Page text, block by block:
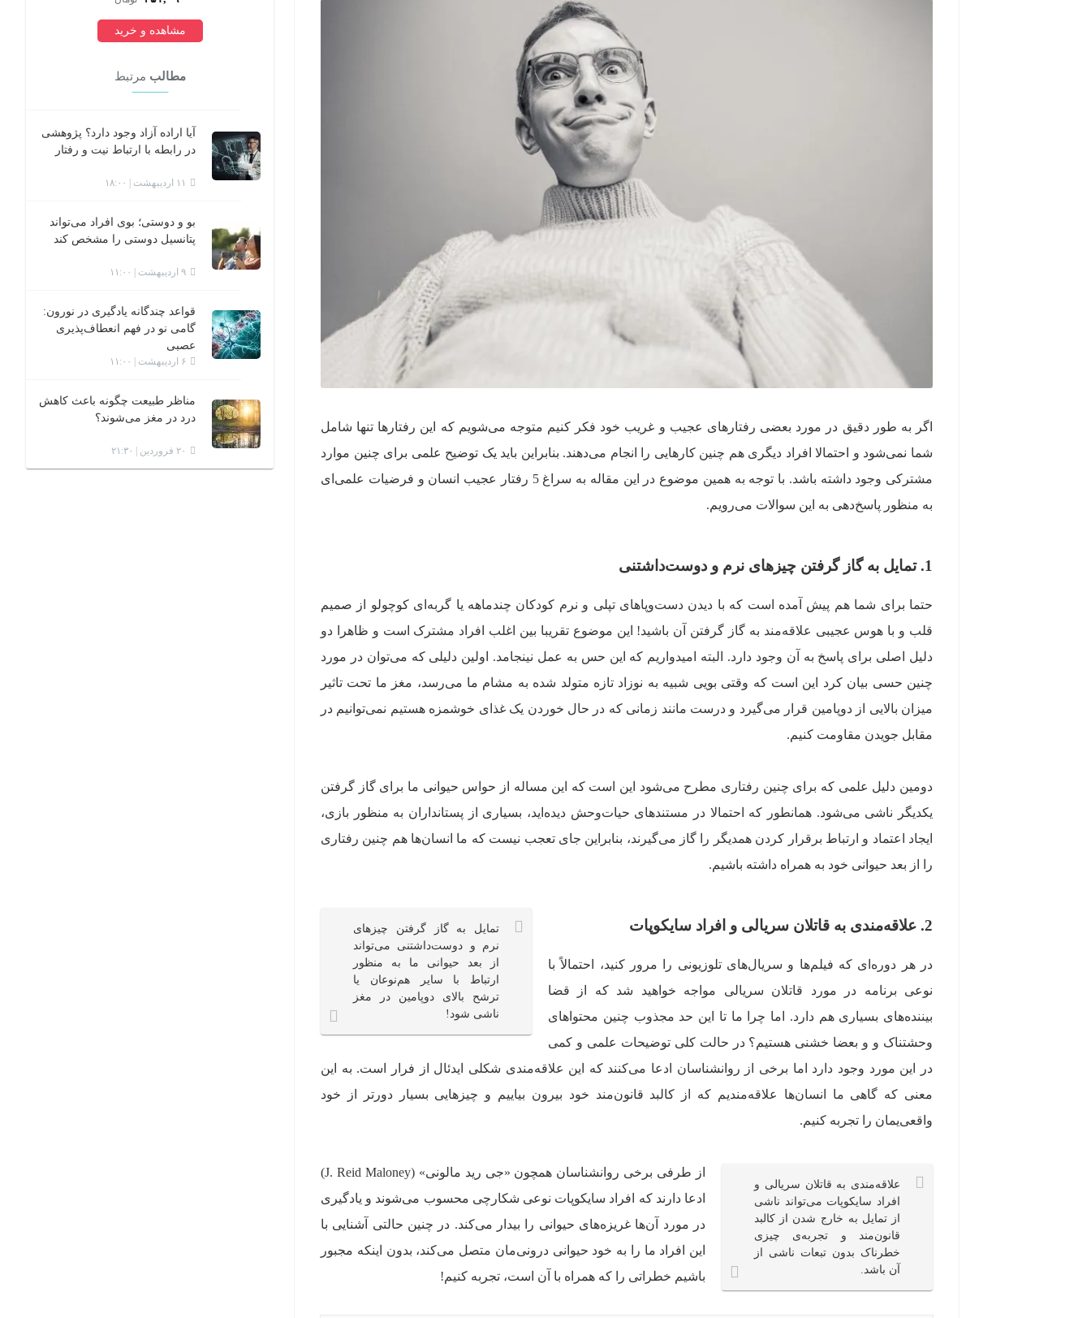
اگر به طور دقیق در مورد بعضی رفتارهای عجیب و غریب خود فکر کنیم متوجه می‌شویم که این رفتارها تنها شامل
شما نمی‌شود و احتمالا افراد دیگری هم چنین کارهایی را انجام می‌دهند. بنابراین باید یک توضیح علمی برای چنین موارد
مشترکی وجود داشته باشد. با توجه به همین موضوع در این مقاله به سراغ 5 رفتار عجیب انسان و فرضیات علمی‌ای
به منظور پاسخ‌دهی به این سوالات می‌رویم.
1. تمایل به گاز گرفتن چیزهای نرم و دوست‌داشتنی
حتما برای شما هم پیش آمده است که با دیدن دست‌وپاهای تپلی و نرم کودکان چندماهه یا گربه‌ای کوچولو از صمیم
قلب و با هوس عجیبی علاقه‌مند به گاز گرفتن آن باشید! این موضوع تقریبا بین اغلب افراد مشترک است و ظاهرا دو
دلیل اصلی برای پاسخ به آن وجود دارد. البته امیدواریم که این حس به عمل نینجامد. اولین دلیلی که می‌توان در مورد
چنین حسی بیان کرد این است که وقتی بویی شبیه به نوزاد تازه متولد شده به مشام ما می‌رسد، مغز ما تحت تاثیر
میزان بالایی از دوپامین قرار می‌گیرد و درست مانند زمانی که در حال خوردن یک غذای خوشمزه هستیم نمی‌توانیم در
مقابل جویدن مقاومت کنیم.
دومین دلیل علمی که برای چنین رفتاری مطرح می‌شود این است که این مساله از حواس حیوانی ما برای گاز گرفتن
یکدیگر ناشی می‌شود. همانطور که احتمالا در مستندهای حیات‌وحش دیده‌اید، بسیاری از پستانداران به منظور بازی،
ایجاد اعتماد و ارتباط برقرار کردن همدیگر را گاز می‌گیرند، بنابراین جای تعجب نیست که ما انسان‌ها هم چنین رفتاری
را از بعد حیوانی خود به همراه داشته باشیم.
تمایل به گاز گرفتن چیزهای
نرم و دوست‌داشتنی می‌تواند
از بعد حیوانی ما به منظور
ارتباط با سایر هم‌نوعان یا
ترشح بالای دوپامین در مغز
ناشی شود!
2. علاقه‌مندی به قاتلان سریالی و افراد سایکوپات
در هر دوره‌ای که فیلم‌ها و سریال‌های تلوزیونی را مرور کنید، احتمالاً با
نوعی برنامه در مورد قاتلان سریالی مواجه خواهید شد که از قضا
بیننده‌های بسیاری هم دارد. اما چرا ما تا این حد مجذوب چنین محتواهای
وحشتناک و و بعضا خشنی هستیم؟ در حالت کلی توضیحات علمی و کمی
در این مورد وجود دارد اما برخی از روانشناسان ادعا می‌کنند که این علاقه‌مندی شکلی ایدئال از فرار است. به این
معنی که گاهی ما انسان‌ها علاقه‌مندیم که از کالبد قانون‌مند خود بیرون بیاییم و چیزهایی بسیار دورتر از خود
واقعی‌یمان را تجربه کنیم.
علاقه‌مندی به قاتلان سریالی و
افراد سایکوپات می‌تواند ناشی
از تمایل به خارج شدن از کالبد
قانون‌مند و تجربه‌‌ی چیزی
خطرناک بدون تبعات ناشی از
آن باشد.
از طرفی برخی روانشناسان همچون «جی رید مالونی» (J. Reid Maloney)
ادعا دارند که افراد سایکوپات‌ نوعی شکارچی محسوب می‌شوند و یادگیری
در مورد آن‌ها غریزه‌های حیوانی را بیدار می‌کند. در چنین حالتی آشنایی با
این افراد ما را به خود حیوانی درونی‌مان متصل می‌کند، بدون اینکه مجبور
باشیم خطراتی را که همراه با آن است، تجربه کنیم!
مشاهده و خرید مشاهده و خرید
مطالب مرتبط
آیا اراده آزاد وجود دارد؟ پژوهشی
در رابطه با ارتباط نیت و رفتار
۱۱ اردیبهشت | ۱۸:۰۰
بو و دوستی؛ بوی افراد می‌تواند
پتانسیل دوستی را مشخص کند
۹ اردیبهشت | ۱۱:۰۰
قواعد چندگانه یادگیری در نورون:
گامی نو در فهم انعطاف‌پذیری
عصبی
۶ اردیبهشت | ۱۱:۰۰
مناظر طبیعت چگونه باعث کاهش
درد در مغز می‌شوند؟
۲۰ فروردین | ۲۱:۳۰